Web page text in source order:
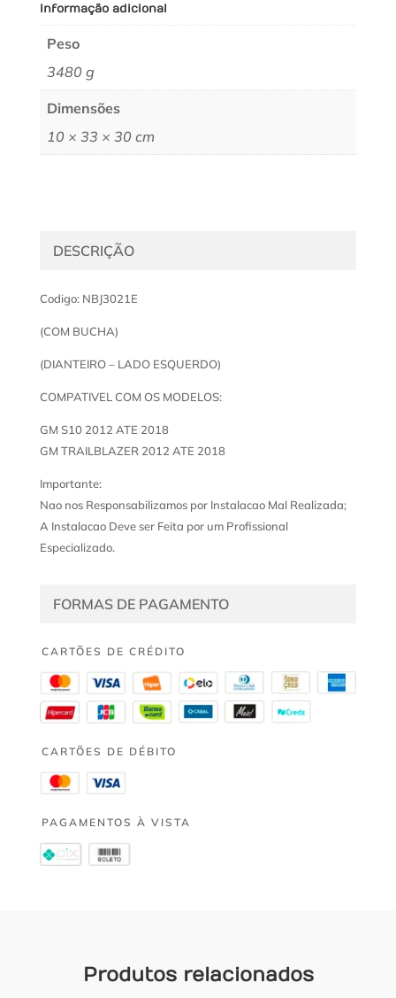
Informação adicional
Peso
3480 g
Dimensões
10 × 33 × 30 cm
DESCRIÇÃO
Codigo: NBJ3021E
(COM BUCHA)
(DIANTEIRO – LADO ESQUERDO)
COMPATIVEL COM OS MODELOS:
GM S10 2012 ATE 2018
GM TRAILBLAZER 2012 ATE 2018
Importante:
Nao nos Responsabilizamos por Instalacao Mal Realizada;
A Instalacao Deve ser Feita por um Profissional
Especializado.
FORMAS DE PAGAMENTO
CARTÕES DE CRÉDITO
CARTÕES DE DÉBITO
PAGAMENTOS À VISTA
Produtos relacionados